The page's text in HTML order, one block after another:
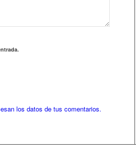
los datos de tus comentarios.